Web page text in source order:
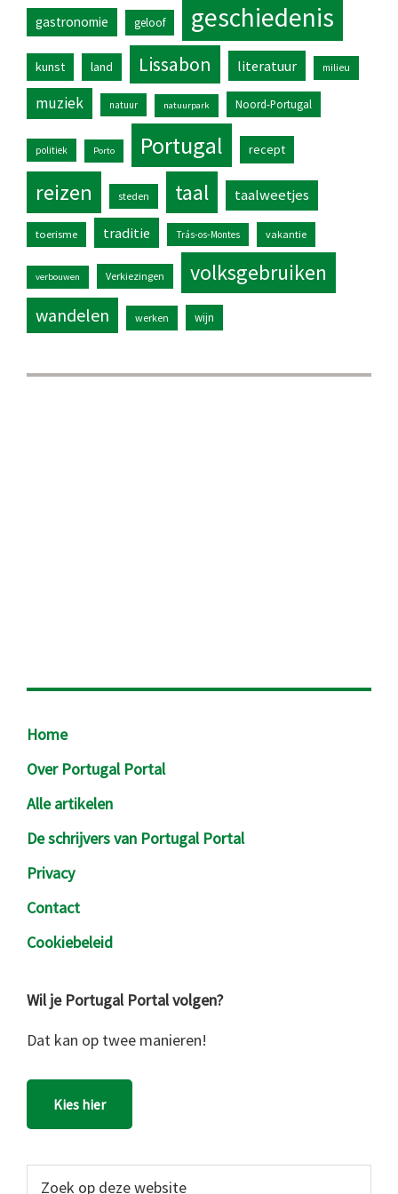
gastronomie geloof geschiedenis
kunst land Lissabon literatuur milieu
muziek natuur natuurpark Noord-Portugal
politiek Porto Portugal recept
reizen steden taal taalweetjes
toerisme traditie Trás-os-Montes vakantie
verbouwen Verkiezingen volksgebruiken
wandelen werken wijn
Footer
Home
Over Portugal Portal
Alle artikelen
De schrijvers van Portugal Portal
Privacy
Contact
Cookiebeleid
Wil je Portugal Portal volgen?
Dat kan op twee manieren!
Kies hier